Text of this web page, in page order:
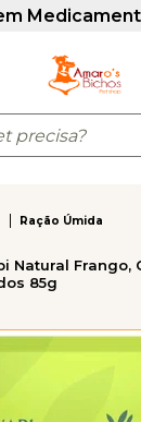
Ração Úmida
Natural Frango,
85g